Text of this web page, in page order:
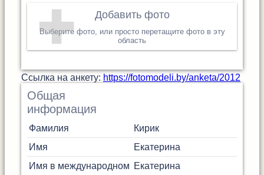
Добавить фото
Выберите фото, или просто перетащите фото в эту
область
Cсылка на анкету: https://fotomodeli.by/anketa/2012
Общая
информация
Фамилия
Кирик
Имя
Екатерина
Имя в международном Екатерина